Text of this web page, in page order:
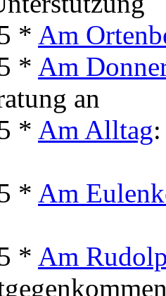
* Am
* Am
an
* Am Alltag
* Am
* Am